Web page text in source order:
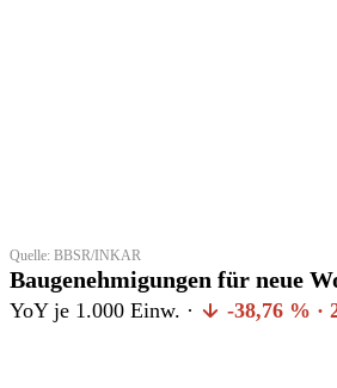
Quelle: BBSR/INKAR
Baugenehmigungen für neue
YoY je 1.000 Einw. · -38,76 % ·